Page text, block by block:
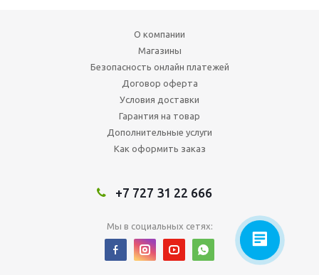
О компании
Магазины
Безопасность онлайн платежей
Договор оферта
Условия доставки
Гарантия на товар
Дополнительные услуги
Как оформить заказ
+7 727 31 22 666
Мы в социальных сетях: